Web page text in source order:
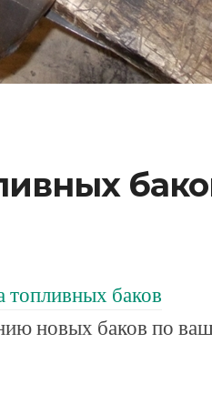
топливных баков
новых баков по